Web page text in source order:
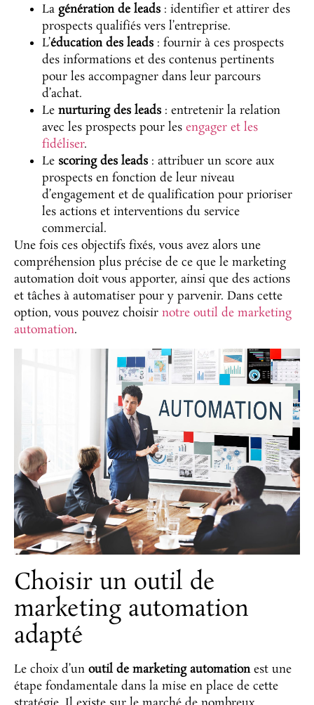
La génération de leads : identifier et attirer des
prospects qualifiés vers l’entreprise.
L’éducation des leads : fournir à ces prospects
des informations et des contenus pertinents
pour les accompagner dans leur parcours
d’achat.
Le nurturing des leads : entretenir la relation
avec les prospects pour les engager et les
fidéliser.
Le scoring des leads : attribuer un score aux
prospects en fonction de leur niveau
d’engagement et de qualification pour prioriser
les actions et interventions du service
commercial.
Une fois ces objectifs fixés, vous avez alors une
compréhension plus précise de ce que le marketing
automation doit vous apporter, ainsi que des actions
et tâches à automatiser pour y parvenir. Dans cette
option, vous pouvez choisir notre outil de marketing
automation.
Choisir un outil de
marketing automation
adapté
Le choix d’un outil de marketing automationest une
étape fondamentale dans la mise en place de cette